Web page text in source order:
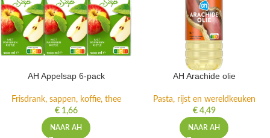
AH Appelsap 6-pack
Frisdrank, sappen, koffie, thee
€1,66
NAAR AH
AH Arachide olie
Pasta, rijst en wereldkeuken
€4,49
NAAR AH